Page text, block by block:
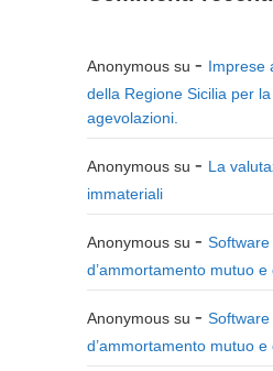
Anonymous su
Imprese
della Regione Sicilia per
agevolazioni.
Anonymous su
La
immateriali
Anonymous su
d’ammortamento mutuo e
Anonymous su
d’ammortamento mutuo e